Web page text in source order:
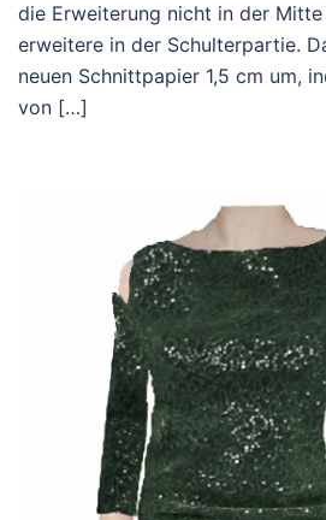
die Erweiterung nicht in der Mitte
erweitere in der Schulterpartie.
neuen Schnittpapier 1,5 cm um,
von […]